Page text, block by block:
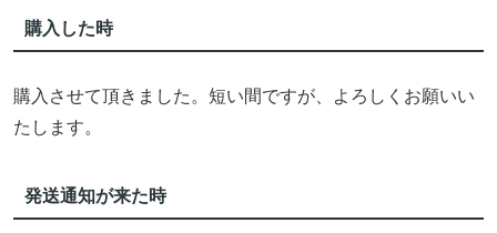
購入した時
購入させて頂きました。短い間ですが、よろしくお願いい
たします。
発送通知が来た時